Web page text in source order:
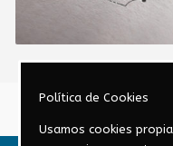
Política de Cookies
Usamos cookies